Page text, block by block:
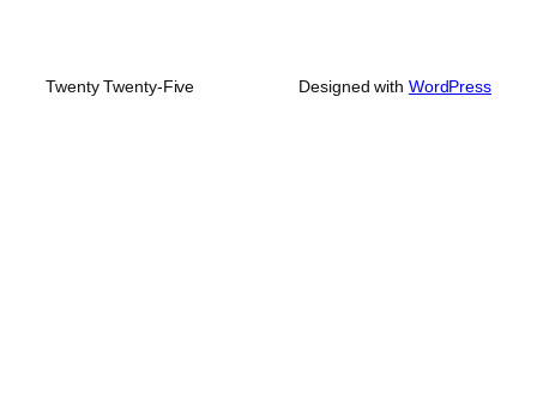
Twenty Twenty-Five Designed with WordPress